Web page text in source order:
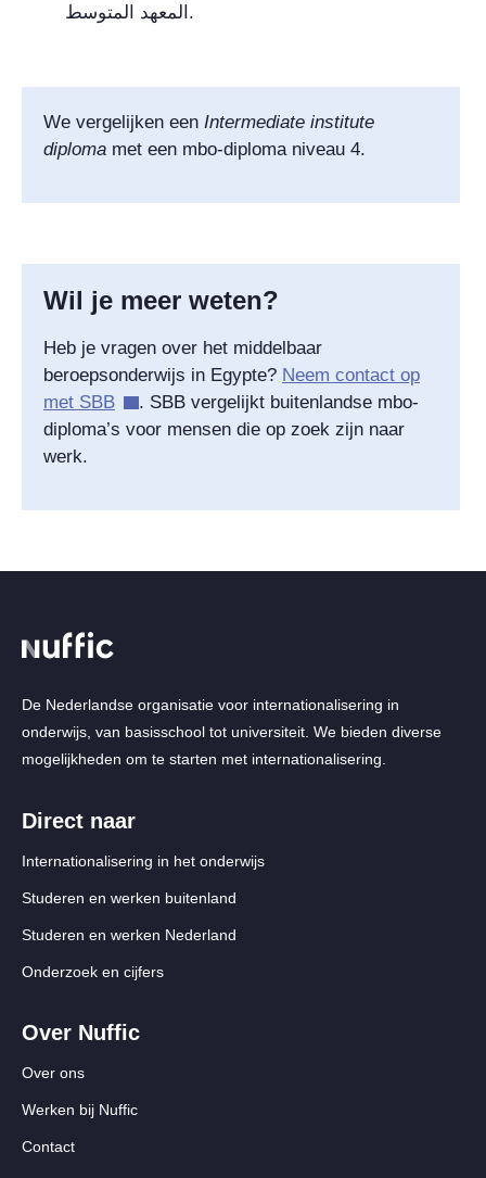
المعهد المتوسط .
We vergelijken een Intermediate institute
diploma met een mbo-diploma niveau 4.
Wil je meer weten?
Heb je vragen over het middelbaar
beroepsonderwijs in Egypte? Neem contact op
met SBB
. SBB vergelijkt buitenlandse mbo-
diploma’s voor mensen die op zoek zijn naar
werk.
De Nederlandse organisatie voor internationalisering in
onderwijs, van basisschool tot universiteit. We bieden diverse
mogelijkheden om te starten met internationalisering.
Direct naar
Internationalisering in het onderwijs
Studeren en werken buitenland
Studeren en werken Nederland
Onderzoek en cijfers
Over Nuffic
Over ons
Werken bij Nuffic
Contact